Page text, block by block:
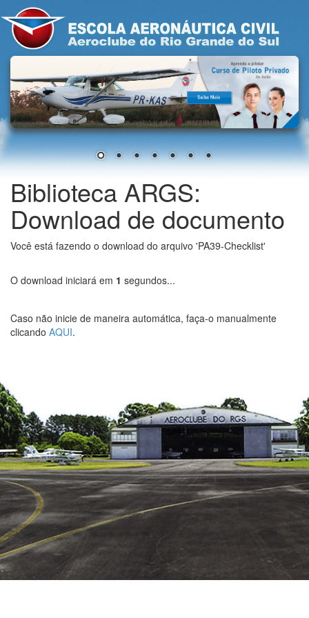
Biblioteca ARGS:
Download de documento
Você está fazendo o download do arquivo 'PA39-Checklist'
O download iniciará em 1 segundos...
Caso não inicie de maneira automática, faça-o manualmente
clicando AQUI.